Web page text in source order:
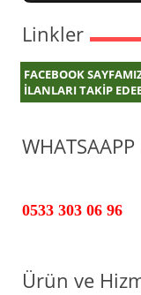
Linkler
FACEBOOK
İLANLARI TAKİP
WHATSAAPP
0533 303 06 96
Ürün ve